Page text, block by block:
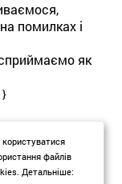
помилках і
як
}
→
користуватися
файлів
Детальніше: